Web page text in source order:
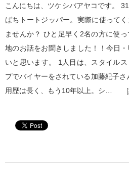
こんにちは、ツケシバアヤコです。
ばちトートジッパー。実際に使って
ませんか？ ひと足早く2名の方に使
地のお話をお聞きしました！！今日
いと思います。 1人目は、スタイル
プでバイヤーをされている加藤紀子
用歴は長く、もう10年以上。シ…